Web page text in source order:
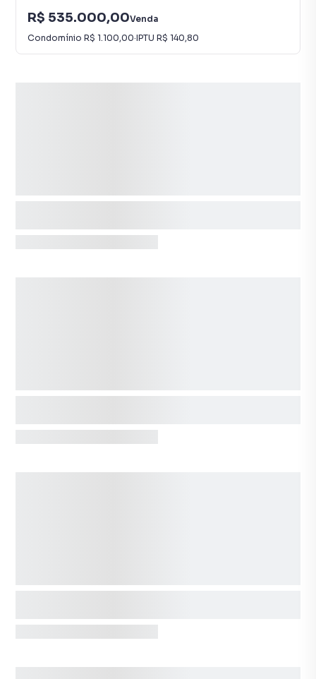
R$ 535.000,00Venda
Condomínio R$ 1.100,00·IPTU R$ 140,80